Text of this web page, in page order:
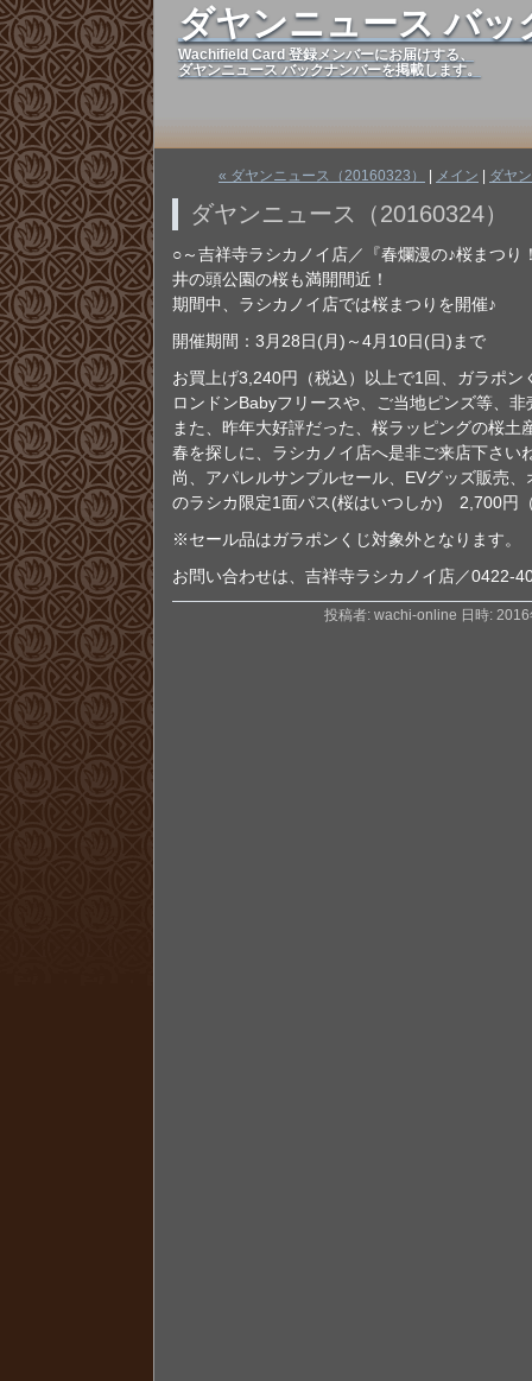
ダヤンニュース バッ
Wachifield Card 登録メンバーにお届けする、
ダヤンニュース バックナンバーを掲載します。
« ダヤンニュース（20160323） メイン ダヤ
ダヤンニュース（20160324）
○～吉祥寺ラシカノイ店／『春爛漫の♪桜まつり
井の頭公園の桜も満開間近！
期間中、ラシカノイ店では桜まつりを開催♪
開催期間：3月28日(月)～4月10日(日)まで
お買上げ3,240円（税込）以上で1回、ガラポン
ロンドンBabyフリースや、ご当地ピンズ等、
また、昨年大好評だった、桜ラッピングの桜土
春を探しに、ラシカノイ店へ是非ご来店下さい
尚、アパレルサンプルセール、EVグッズ販売
のラシカ限定1面パス(桜はいつしか) 2,700円
※セール品はガラポンくじ対象外となります。
お問い合わせは、吉祥寺ラシカノイ店／0422-
投稿者: wachi-online 日時: